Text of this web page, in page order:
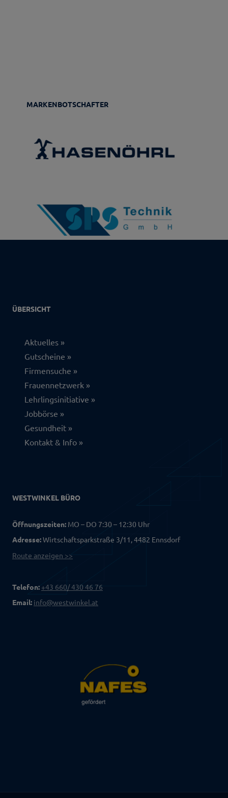
MARKENBOTSCHAFTER
ÜBERSICHT
Aktuelles
Gutscheine
Firmensuche
Frauennetzwerk
Lehrlingsinitiative
Jobbörse
Gesundheit
Kontakt & Info
WESTWINKEL BÜRO
Öffnungszeiten: MO – DO 7:30 – 12:30 Uhr
Adresse:Wirtschaftsparkstraße 3/11, 4482 Ennsdorf
Route anzeigen >>
Telefon: +43 660/ 430 46 76
Email: info@westwinkel.at